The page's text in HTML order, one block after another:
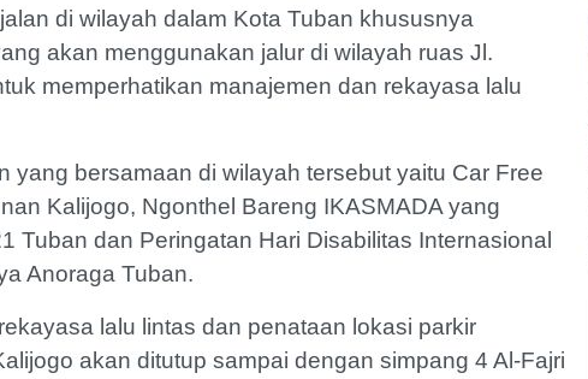
di wilayah dalam Kota Tuban khususnya
akan menggunakan jalur di wilayah ruas Jl.
memperhatikan manajemen dan rekayasa lalu
yang bersamaan di wilayah tersebut yaitu Car Free
Kalijogo, Ngonthel Bareng IKASMADA yang
Tuban dan Peringatan Hari Disabilitas Internasional
Anoraga Tuban.
lalu lintas dan penataan lokasi parkir
akan ditutup sampai dengan simpang 4 Al-Fajri